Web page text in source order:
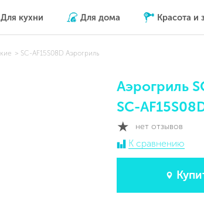
Для кухни Для дома Красота и
SC-AF15S08D Аэрогриль
Аэрогриль
SC-
нет отзывов
К сравнению